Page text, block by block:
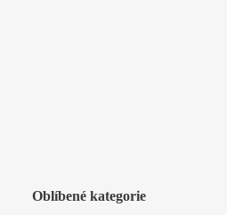
Oblíbené kategorie